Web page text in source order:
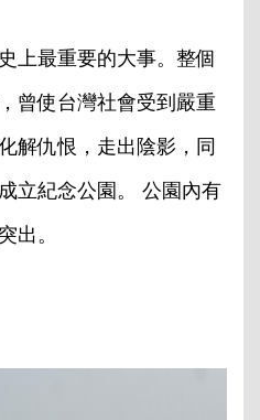
上最重要的大事。整個
曾使台灣社會受到嚴重
解仇恨，走出陰影，同
立紀念公園。 公園內有
出。